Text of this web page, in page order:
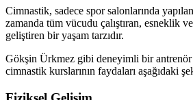
Cimnastik, sadece spor salonlarında
zamanda tüm vücudu çalıştıran, esneklik
geliştiren bir yaşam tarzıdır.
Gökşin Ürkmez gibi deneyimli bir
cimnastik kurslarının faydaları aşağıdaki